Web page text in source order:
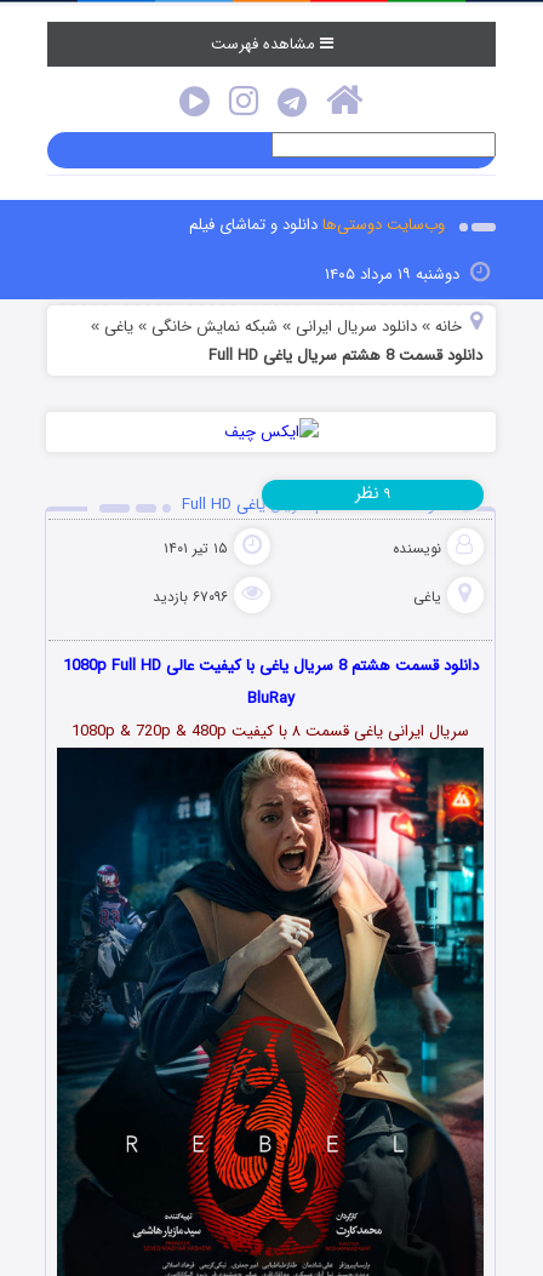
مشاهده فهرست
وب‌سایت دوستی‌هادانلود و تماشای فیلم
دوشنبه ۱۹ مرداد ۱۴۰۵
خانه »دانلود سریال ایرانی » شبکه نمایش خانگی »یاغی »
دانلود قسمت 8 هشتم سریال یاغی Full HD
دانلود قسمت 8 هشتم سریال یاغی Full HD
نویسنده ۱۵ تیر ۱۴۰۱
یاغی ۶۷۰۹۶ بازدید
۹ نظر
دانلود قسمت هشتم 8 سریال یاغی با کیفیت عالی 1080p Full HD
BluRay
سریال ایرانی یاغی قسمت۸با کیفیت 1080p & 720p & 480p